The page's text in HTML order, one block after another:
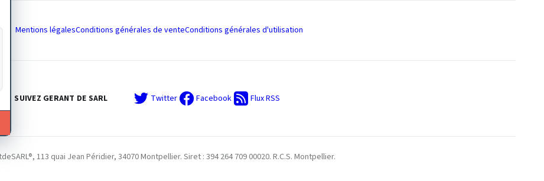
Mentions légalesConditions générales de venteConditions générales d'utilisation
SUIVEZ GERANT DE SARL Twitter Facebook Flux RSS
113 quai Jean Péridier, 34070 Montpellier. Siret : 394 264 709 00020. R.C.S. Montpellier.